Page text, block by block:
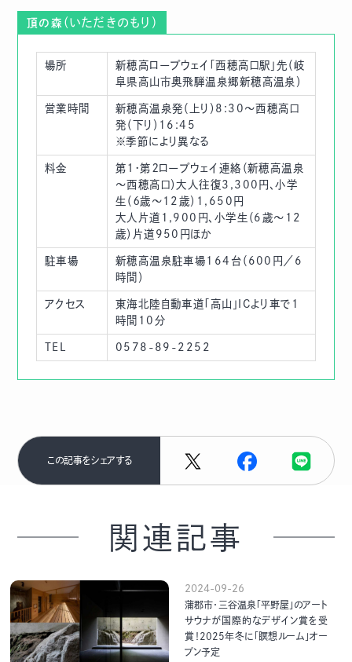
頂の森 （いただきのもり）
場所
新穂高ロープウェイ「西穂高口駅」先（岐
阜県高山市奥飛騨温泉郷新穂高温泉）
営業時間
新穂高温泉発（上り）8:30～西穂高口
発（下り）16:45
※季節により異なる
料金
第１・第２ロープウェイ連絡（新穂高温泉
～西穂高口）大人往復3,300円、小学
生（６歳～12歳）1,650円
大人片道1,900円、小学生（6歳～12
歳）片道950円ほか
駐車場
新穂高温泉駐車場164台（600円／6
時間）
アクセス
東海北陸自動車道「高山」ICより車で1
時間10分
TEL 0578-89-2252
この記事をシェアする
関連記事
2024-09-26
蒲郡市・三谷温泉「平野屋」のアート
サウナが国際的なデザイン賞を受
賞！2025年冬に「瞑想ルーム」オー
プン予定